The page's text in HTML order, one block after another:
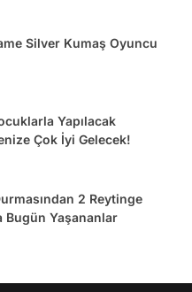
Silver Kumaş Oyuncu
Yapılacak
Çok İyi Gelecek!
2 Reytinge
Bugün Yaşananlar